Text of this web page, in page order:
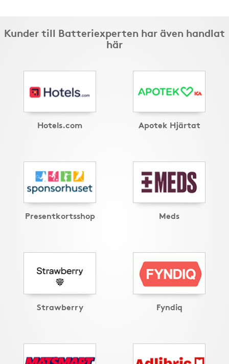
Kunder till Batteriexperten har även handlat
här
Hotels.com Apotek Hjärtat
Presentkortsshop Meds
Strawberry Fyndiq